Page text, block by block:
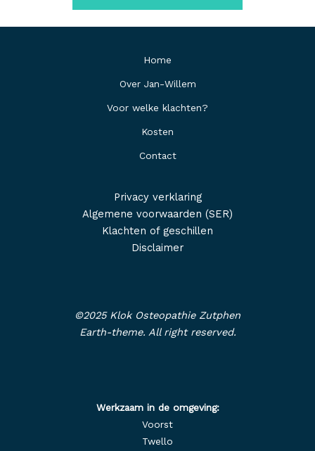
Home
Over Jan-Willem
Voor welke klachten?
Kosten
Contact
Privacy verklaring
Algemene voorwaarden (SER)
Klachten of geschillen
Disclaimer
©2025 Klok Osteopathie Zutphen
Earth-theme. All right reserved.
Werkzaam in de omgeving:
Voorst
Twello